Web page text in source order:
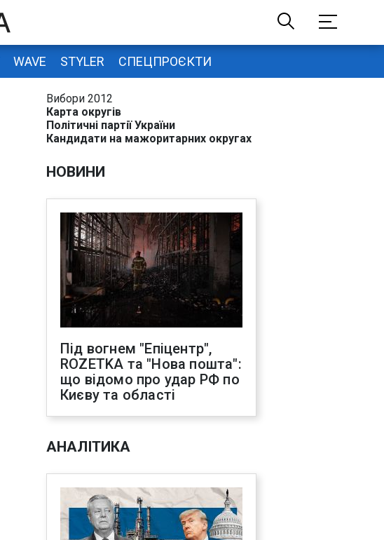
WAVE STYLER СПЕЦПРОЄКТИ
Вибори 2012
Карта округів
Політичні партії України
Кандидати на мажоритарних округах
НОВИНИ
Під вогнем "Епіцентр",
ROZETKA та "Нова пошта":
що відомо про удар РФ по
Києву та області
АНАЛІТИКА